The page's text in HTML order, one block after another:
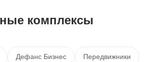
комплексы
Дефанс Бизнес Передвижники